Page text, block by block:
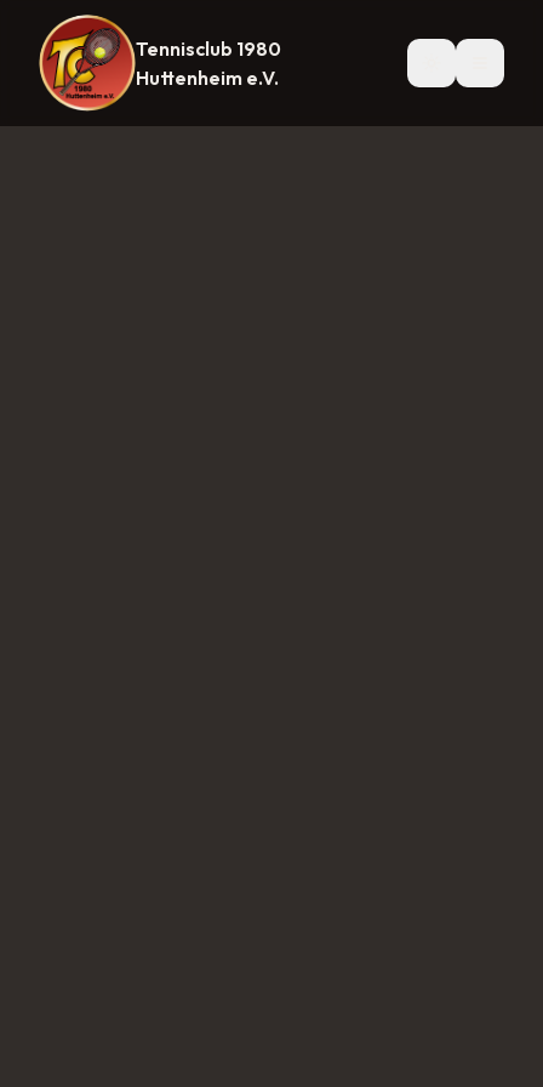
Tennisclub 1980
Huttenheim e.V.
Startseite NewsMannschaften Herren 30